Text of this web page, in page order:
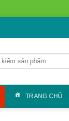
TRANG CHỦ